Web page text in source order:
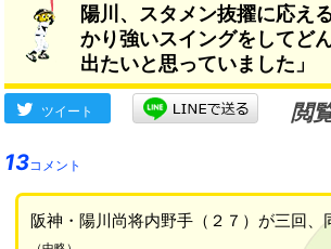
陽川、スタメン抜擢に応え
かり強いスイングをしてど
出たいと思っていました」
ツイート
閲
13コメント
阪神・陽川尚将内野手（２７）が三回、